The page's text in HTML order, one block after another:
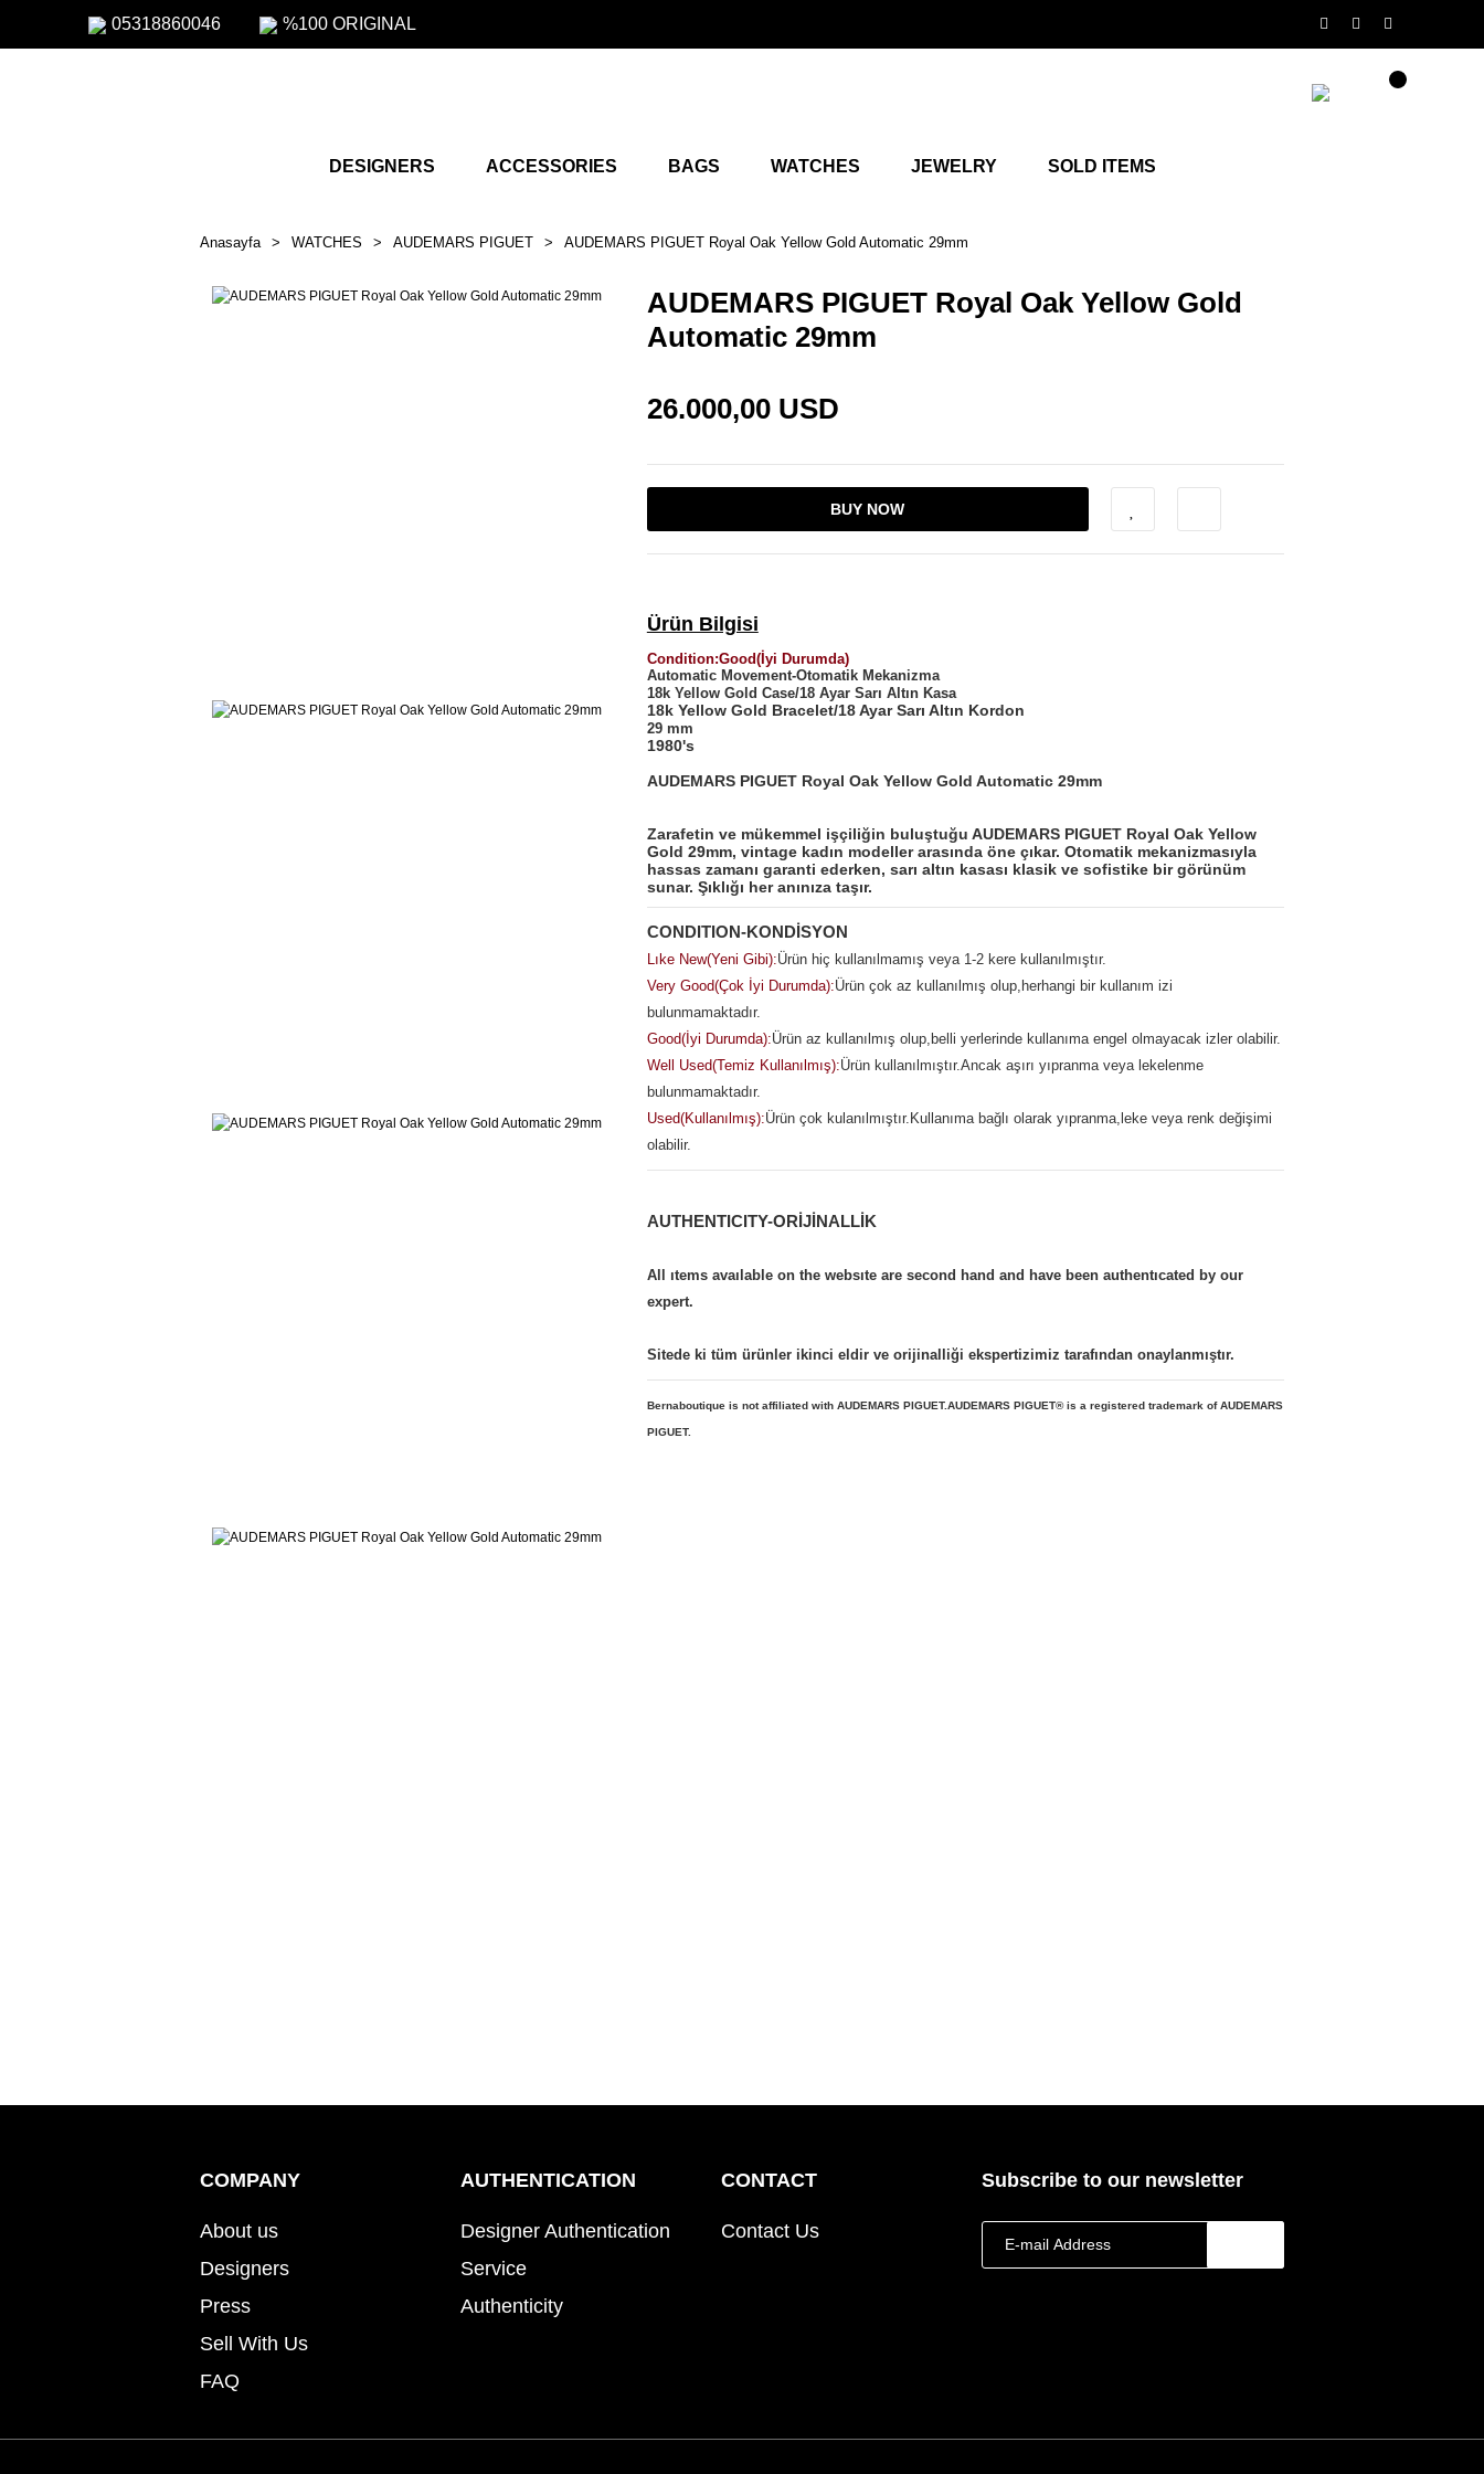
05318860046 %100 ORIGINAL
DESIGNERS ACCESSORIES BAGS WATCHES JEWELRY SOLD ITEMS
Anasayfa WATCHES AUDEMARS PIGUET AUDEMARS PIGUET Royal Oak Yellow Gold Automatic 29mm
AUDEMARS PIGUET Royal Oak Yellow Gold
Automatic 29mm
26.000,00 USD
BUY NOW
Ürün Bilgisi
Condition:Good(İyi Durumda)
Automatic Movement-Otomatik Mekanizma
18k Yellow Gold Case/18 Ayar Sarı Altın Kasa
18k Yellow Gold Bracelet/18 Ayar Sarı Altın Kordon
29 mm
1980's
AUDEMARS PIGUET Royal Oak Yellow Gold Automatic 29mm
Zarafetin ve mükemmel işçiliğin buluştuğu AUDEMARS PIGUET Royal Oak Yellow
Gold 29mm, vintage kadın modeller arasında öne çıkar. Otomatik mekanizmasıyla
hassas zamanı garanti ederken, sarı altın kasası klasik ve sofistike bir görünüm
sunar. Şıklığı her anınıza taşır.
CONDITION-KONDİSYON
Lıke New(Yeni Gibi):Ürün hiç kullanılmamış veya 1-2 kere kullanılmıştır.
Very Good(Çok İyi Durumda):Ürün çok az kullanılmış olup,herhangi bir kullanım izi
bulunmamaktadır.
Good(İyi Durumda):Ürün az kullanılmış olup,belli yerlerinde kullanıma engel olmayacak izler olabilir.
Well Used(Temiz Kullanılmış):Ürün kullanılmıştır.Ancak aşırı yıpranma veya lekelenme
bulunmamaktadır.
Used(Kullanılmış):Ürün çok kulanılmıştır.Kullanıma bağlı olarak yıpranma,leke veya renk değişimi
olabilir.
AUTHENTICITY-ORİJİNALLİK
All ıtems avaılable on the websıte are second hand and have been authentıcated by our
expert.
Sitede ki tüm ürünler ikinci eldir ve orijinalliği ekspertizimiz tarafından onaylanmıştır.
Bernaboutique is not affiliated with AUDEMARS PIGUET.AUDEMARS PIGUET® is a registered trademark of AUDEMARS
PIGUET.
COMPANY
About us
Designers
Press
Sell With Us
FAQ
AUTHENTICATION
Designer Authentication
Service
Authenticity
CONTACT
Contact Us
Subscribe to our newsletter